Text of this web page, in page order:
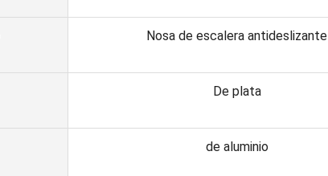
Nosa de escalera antideslizante
De plata
de aluminio